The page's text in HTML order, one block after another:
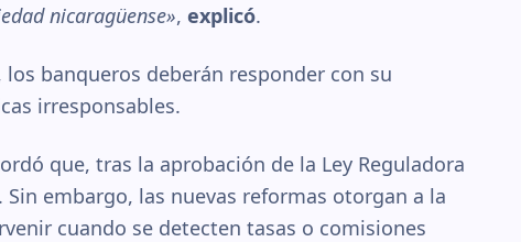
nicaragüense», explicó.
banqueros deberán responder con su
irresponsables.
que, tras la aprobación de la Ley Reguladora
embargo, las nuevas reformas otorgan a la
cuando se detecten tasas o comisiones